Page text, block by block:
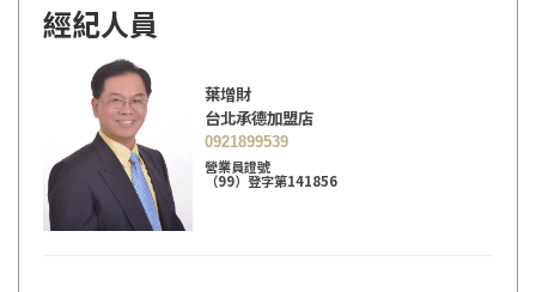
經紀人員
葉增財
台北承德加盟店
0921899539
營業員證號
（99）登字第141856